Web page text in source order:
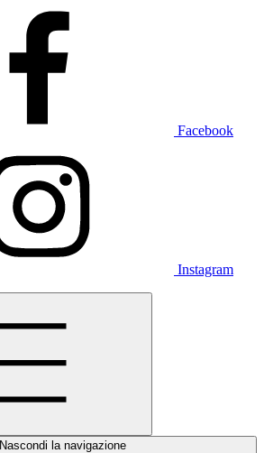
Facebook
Instagram
Nascondi la navigazione